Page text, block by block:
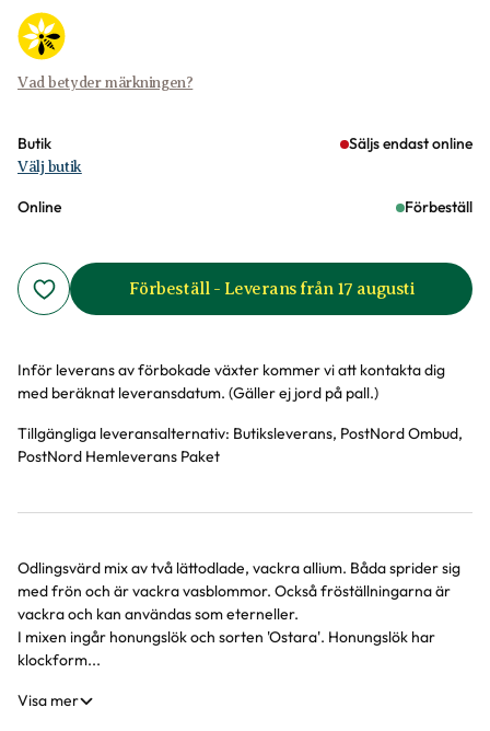
Vad betyder märkningen?
Butik Säljs endast online
Välj butik
Online Förbeställ
Förbeställ - Leverans från 17 augusti
Inför leverans av förbokade växter kommer vi att kontakta dig
med beräknat leveransdatum. (Gäller ej jord på pall.)
Tillgängliga leveransalternativ: Butiksleverans, PostNord Ombud,
PostNord Hemleverans Paket
Produktinformation
Odlingsvärd mix av två lättodlade, vackra allium. Båda sprider sig
med frön och är vackra vasblommor. Också fröställningarna är
vackra och kan användas som eterneller.
I mixen ingår honungslök och sorten 'Ostara'. Honungslök har
klockform...
Visa mer